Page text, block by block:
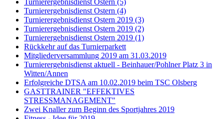
Turnierergebnisdienst Ostern (4)
Turnierergebnisdienst Ostern 2019 (3)
Turnierergebnisdienst Ostern 2019 (2)
Turnierergebnisdienst Ostern 2019 (1)
Rückkehr auf das Turnierparkett
Mitgliederversammlung 2019 am 31.03.2019
Turnierergebnisdienst aktuell - Beinhauer/Pohlner Platz 3 in
Witten/Annen
Erfolgreiche DTSA am 10.02.2019 beim TSC Olsberg
GASTTRAINER "EFFEKTIVES
STRESSMANAGEMENT"
Zwei Knaller zum Beginn des Sportjahres 2019